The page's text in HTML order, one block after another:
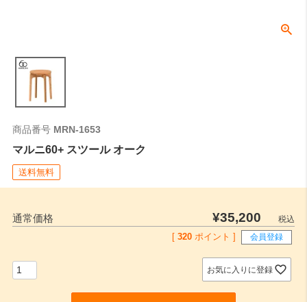
商品番号 MRN-1653
マルニ60+ スツール オーク
送料無料
通常価格 ¥35,200
税込
[ 320 ポイント ] 会員登録
お気に入りに登録